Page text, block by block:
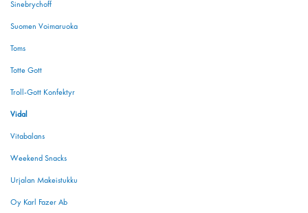
Sinebrychoff
Suomen Voimaruoka
Toms
Totte Gott
Troll-Gott Konfektyr
Vidal
Vitabalans
Weekend Snacks
Urjalan Makeistukku
Oy Karl Fazer Ab